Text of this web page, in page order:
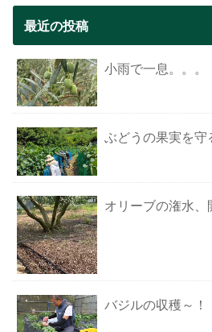
最近の投稿
小雨で一息。。。
ぶどうの果実を守
オリーブの潅水、
バジルの収穫～！